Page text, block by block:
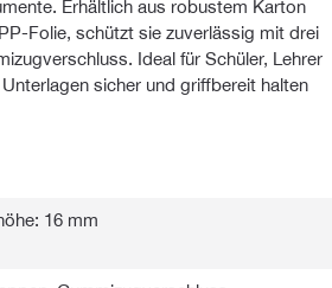
Erhältlich aus robustem Karton
Folie, schützt sie zuverlässig mit drei
Ideal für Schüler, Lehrer
sicher und griffbereit halten
16 mm